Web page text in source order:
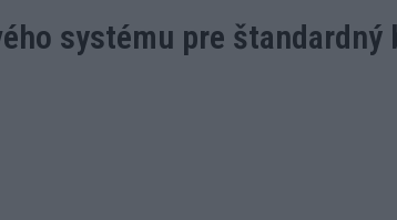
systému pre štandardný